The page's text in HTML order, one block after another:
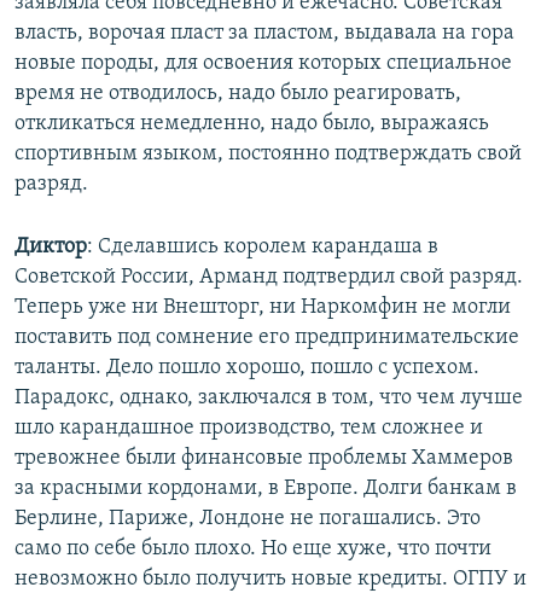
власть, ворочая пласт за пластом, выдавала на гора
новые породы, для освоения которых специальное
время не отводилось, надо было реагировать,
откликаться немедленно, надо было, выражаясь
спортивным языком, постоянно подтверждать свой
разряд.
Диктор: Сделавшись королем карандаша в
Советской России, Арманд подтвердил свой разряд.
Теперь уже ни Внешторг, ни Наркомфин не могли
поставить под сомнение его предпринимательские
таланты. Дело пошло хорошо, пошло с успехом.
Парадокс, однако, заключался в том, что чем лучше
шло карандашное производство, тем сложнее и
тревожнее были финансовые проблемы Хаммеров
за красными кордонами, в Европе. Долги банкам в
Берлине, Париже, Лондоне не погашались. Это
само по себе было плохо. Но еще хуже, что почти
невозможно было получить новые кредиты. ОГПУ и